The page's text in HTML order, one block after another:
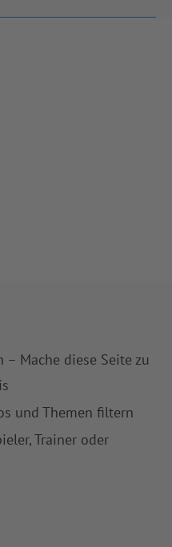
Mache diese Seite zu
und Themen filtern
Trainer oder